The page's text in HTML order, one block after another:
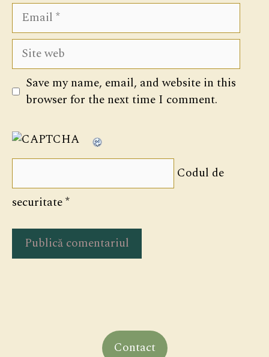
Email
Site
web
Save my name, email, and website in this
browser for the next time I comment.
Codul de
securitate*
Contact